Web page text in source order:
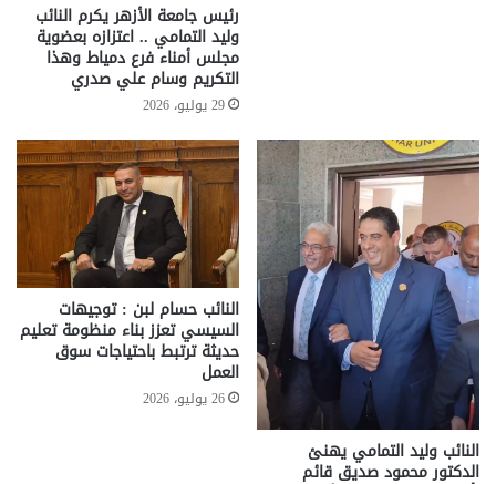
رئيس جامعة الأزهر يكرم النائب
وليد التمامي .. اعتزازه بعضوية
مجلس أمناء فرع دمياط وهذا
التكريم وسام علي صدري
29 يوليو، 2026
النائب وليد التمامي يهنئ
الدكتور محمود صديق قائم
النائب حسام لبن : توجيهات
السيسي تعزز بناء منظومة تعليم
حديثة ترتبط باحتياجات سوق
العمل
26 يوليو، 2026